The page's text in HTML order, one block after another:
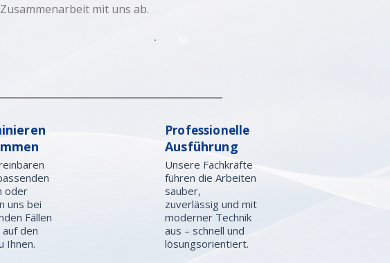
mit uns ab.
oder
uns bei
Fällen
auf den
Ihnen.
Professionelle
Ausführung
Unsere Fachkräfte
führen die Arbeiten
sauber,
zuverlässig und mit
moderner Technik
aus – schnell und
lösungsorientiert.